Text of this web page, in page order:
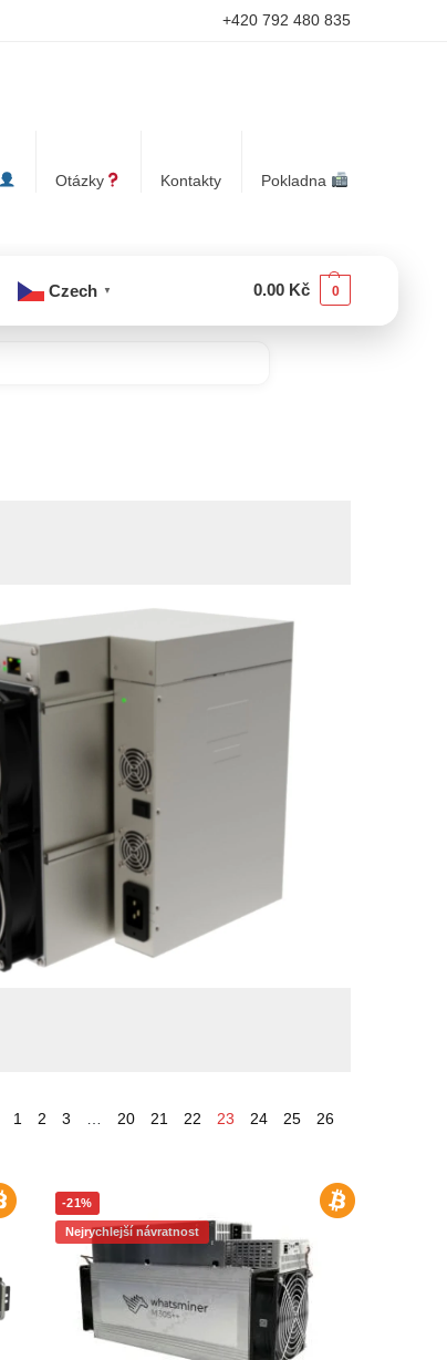
+420 792 480 835
Otázky Kontakty Pokladna
Czech ▼ 0.00 Kč 0
1 2 3 20 21 22 23 24 25 26
-21%
Nejrychlejší návratnost